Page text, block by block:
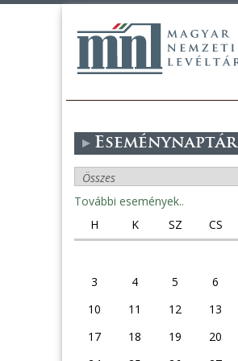
Eseménynaptár
További események..
H
K SZ CS
3
4 5 6
10
11 12 13
17
18 19 20